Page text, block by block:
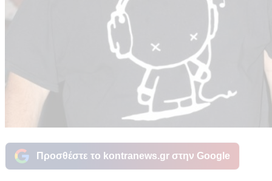
Προσθέστε το kontranews.gr στην Google